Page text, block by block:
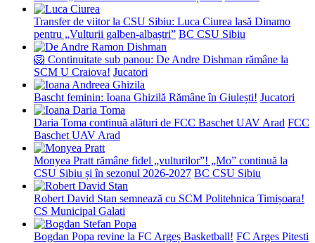
Transfer de viitor la CSU Sibiu: Luca Ciurea lasă Dinamo
pentru „Vulturii galben-albaștri” BC CSU Sibiu
🦁 Continuitate sub panou: De Andre Dishman rămâne la
SCM U Craiova! Jucatori
Bascht feminin: Ioana Ghizilă Rămâne în Giulești! Jucatori
Daria Toma continuă alături de FCC Baschet UAV Arad FCC
Baschet UAV Arad
Monyea Pratt rămâne fidel „vulturilor”! „Mo” continuă la
CSU Sibiu și în sezonul 2026-2027 BC CSU Sibiu
Robert David Stan semnează cu SCM Politehnica Timișoara!
CS Municipal Galati
Bogdan Popa revine la FC Argeș Basketball! FC Arges Pitesti